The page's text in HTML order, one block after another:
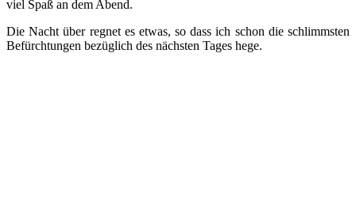
viel Spaß an dem Abend.
Die Nacht über regnet es etwas, so dass ich schon die schlimmsten
Befürchtungen bezüglich des nächsten Tages hege.